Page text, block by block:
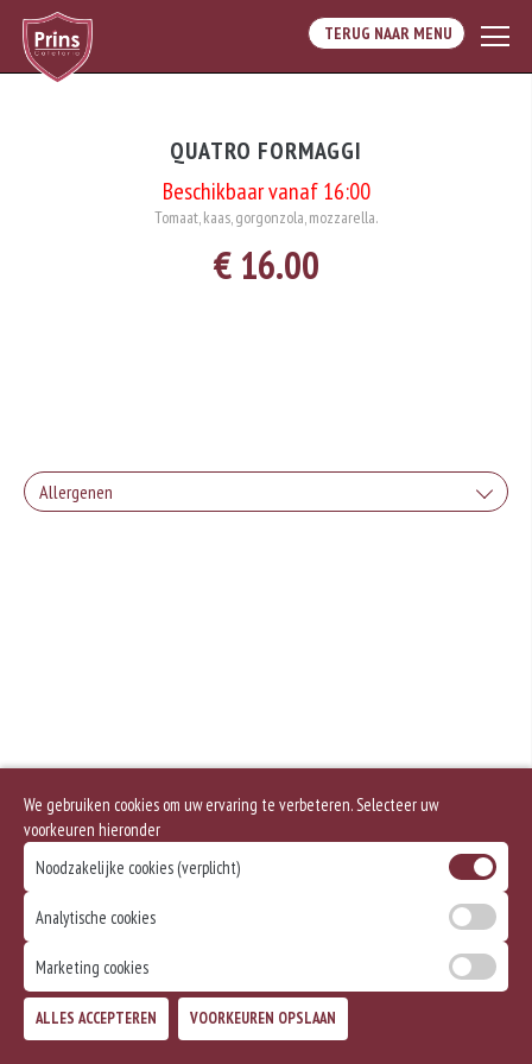
TERUG NAAR MENU
QUATRO FORMAGGI
Beschikbaar vanaf 16:00
Tomaat, kaas, gorgonzola, mozzarella.
€ 16.00
Allergenen
We gebruiken cookies om uw ervaring te verbeteren. Selecteer uw
voorkeuren hieronder
Noodzakelijke cookies (verplicht)
Analytische cookies
Marketing cookies
ALLES ACCEPTEREN VOORKEUREN OPSLAAN